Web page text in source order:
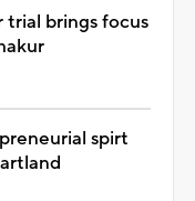
brings focus
spirt